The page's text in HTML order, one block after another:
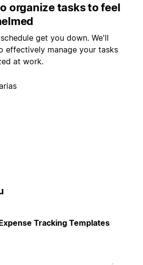
organize tasks to feel
get you down. We'll
effectively manage your tasks
at work.
Tracking Templates